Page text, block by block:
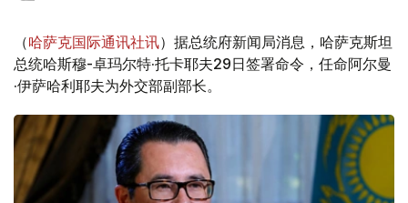
（哈萨克国际通讯社讯）据总统府新闻局消息，哈萨克斯坦
总统哈斯穆-卓玛尔特·托卡耶夫29日签署命令，任命阿尔曼
·伊萨哈利耶夫为外交部副部长。